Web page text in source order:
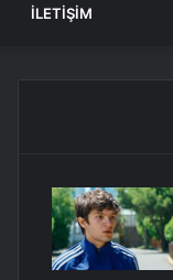
İLETIŞIM